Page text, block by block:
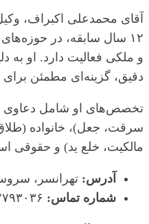
آقای محمدعلی اکبراف،
۱۲ سال سابقه، در
و ملکی فعالیت دارد. او به
دقیق، گزینه‌ای مطمئن
تخصص‌های او شامل دعاوی
سرقت، جعل)، خانواده
مالکیت، خلع ید) و حقوقی
آدرس: تهرانسر،
شماره تماس: